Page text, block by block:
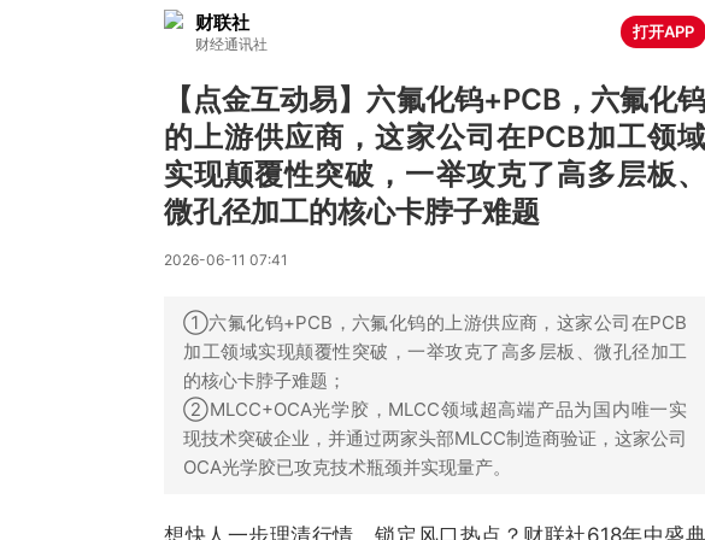
财联社
财经通讯社
打开APP
【点金互动易】六氟化钨+PCB，六氟化钨
的上游供应商，这家公司在PCB加工领域
实现颠覆性突破，一举攻克了高多层板、
微孔径加工的核心卡脖子难题
2026-06-11 07:41
①六氟化钨+PCB，六氟化钨的上游供应商，这家公司在PCB
加工领域实现颠覆性突破，一举攻克了高多层板、微孔径加工
的核心卡脖子难题；
②MLCC+OCA光学胶，MLCC领域超高端产品为国内唯一实
现技术突破企业，并通过两家头部MLCC制造商验证，这家公司
OCA光学胶已攻克技术瓶颈并实现量产。
想快人一步理清行情、锁定风口热点？财联社618年中盛典